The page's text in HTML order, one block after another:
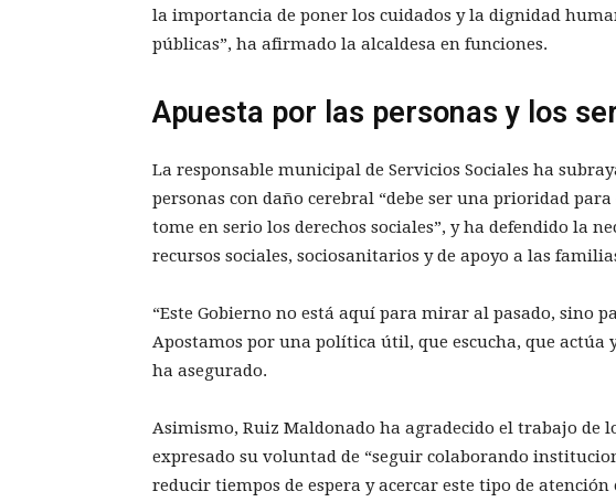
la importancia de poner los cuidados y la dignidad
públicas”, ha afirmado la alcaldesa en funciones.
Apuesta por las personas y los
La responsable municipal de Servicios Sociales ha
personas con daño cerebral “debe ser una prioridad
tome en serio los derechos sociales”, y ha defendido la
recursos sociales, sociosanitarios y de apoyo a las
“Este Gobierno no está aquí para mirar al pasado, sino
Apostamos por una política útil, que escucha, que actúa
ha asegurado.
Asimismo, Ruiz Maldonado ha agradecido el trabajo de
expresado su voluntad de “seguir colaborando
reducir tiempos de espera y acercar este tipo de